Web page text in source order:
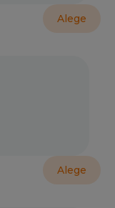
Alege
Alege